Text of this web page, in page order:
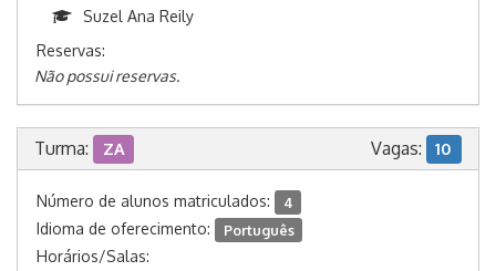
Suzel Ana Reily
Reservas:
Não possui reservas.
Turma: ZA Vagas: 10
Número de alunos matriculados: 4
Idioma de oferecimento: Português
Horários/Salas: